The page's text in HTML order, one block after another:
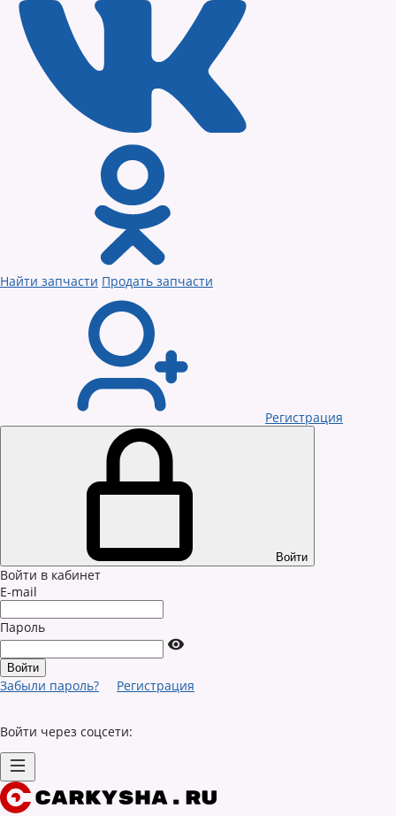
Найти запчасти Продать запчасти
Регистрация
Войти
Войти в кабинет
E-mail
Пароль
Забыли пароль? Регистрация
Войти через соцсети: